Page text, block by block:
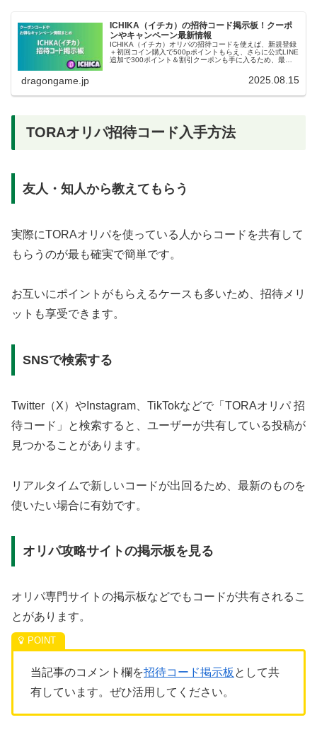
ICHIKA（イチカ）の招待コード掲示板！クーポ
ンやキャンペーン最新情報
ICHIKA（イチカ）オリパの招待コードを使えば、新規登録
＋初回コイン購入で500pポイントもらえ、さらに公式LINE
追加で300ポイント＆割引クーポンも手に入るため、最初
dragongame.jp 2025.08.15
TORAオリパ招待コード入手方法
友人・知人から教えてもらう
実際にTORAオリパを使っている人からコードを共有して
もらうのが最も確実で簡単です。
お互いにポイントがもらえるケースも多いため、招待メリ
ットも享受できます。
SNSで検索する
Twitter（X）やInstagram、TikTokなどで「TORAオリパ 招
待コード」と検索すると、ユーザーが共有している投稿が
見つかることがあります。
リアルタイムで新しいコードが出回るため、最新のものを
使いたい場合に有効です。
オリパ攻略サイトの掲示板を見る
オリパ専門サイトの掲示板などでもコードが共有されるこ
とがあります。
当記事のコメント欄を招待コード掲示板 として共
有しています。ぜひ活用してください。